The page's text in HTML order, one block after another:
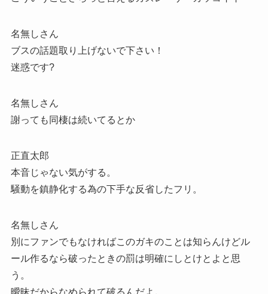
名無しさん
ブスの話題取り上げないで下さい！
迷惑です?
名無しさん
謝っても同棲は続いてるとか
正直太郎
本音じゃない気がする。
騒動を鎮静化する為の下手な反省したフリ。
名無しさん
別にファンでもなければこのガキのことは知らんけどル
ール作るなら破ったときの罰は明確にしとけとよと思
う。
曖昧だからなめられて破るんだよ。